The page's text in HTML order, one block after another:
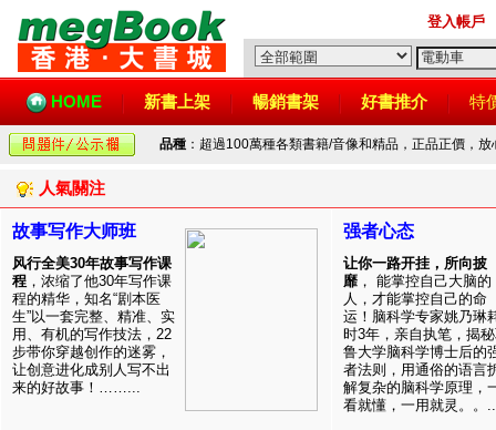
登入帳戶
HOME 新書上架 暢銷書架 好書推介 特
品種 ：超過100萬種各類書籍/音像和精品，正品正價，
人氣關注
故事写作大师班
风行全美30年故事写作课
程 ，浓缩了他30年写作课
程的精华，知名“剧本医
生”以一套完整、精准、实
用、有机的写作技法，22
步带你穿越创作的迷雾，
让创意进化成别人写不出
来的好故事！……...
强者心态
让你一路开挂，所向披
靡 ， 能掌控自己大脑的
人，才能掌控自己的命
运！脑科学专家姚乃琳
时3年，亲自执笔，揭
鲁大学脑科学博士后的
者法则，用通俗的语言
解复杂的脑科学原理，
看就懂，一用就灵。。